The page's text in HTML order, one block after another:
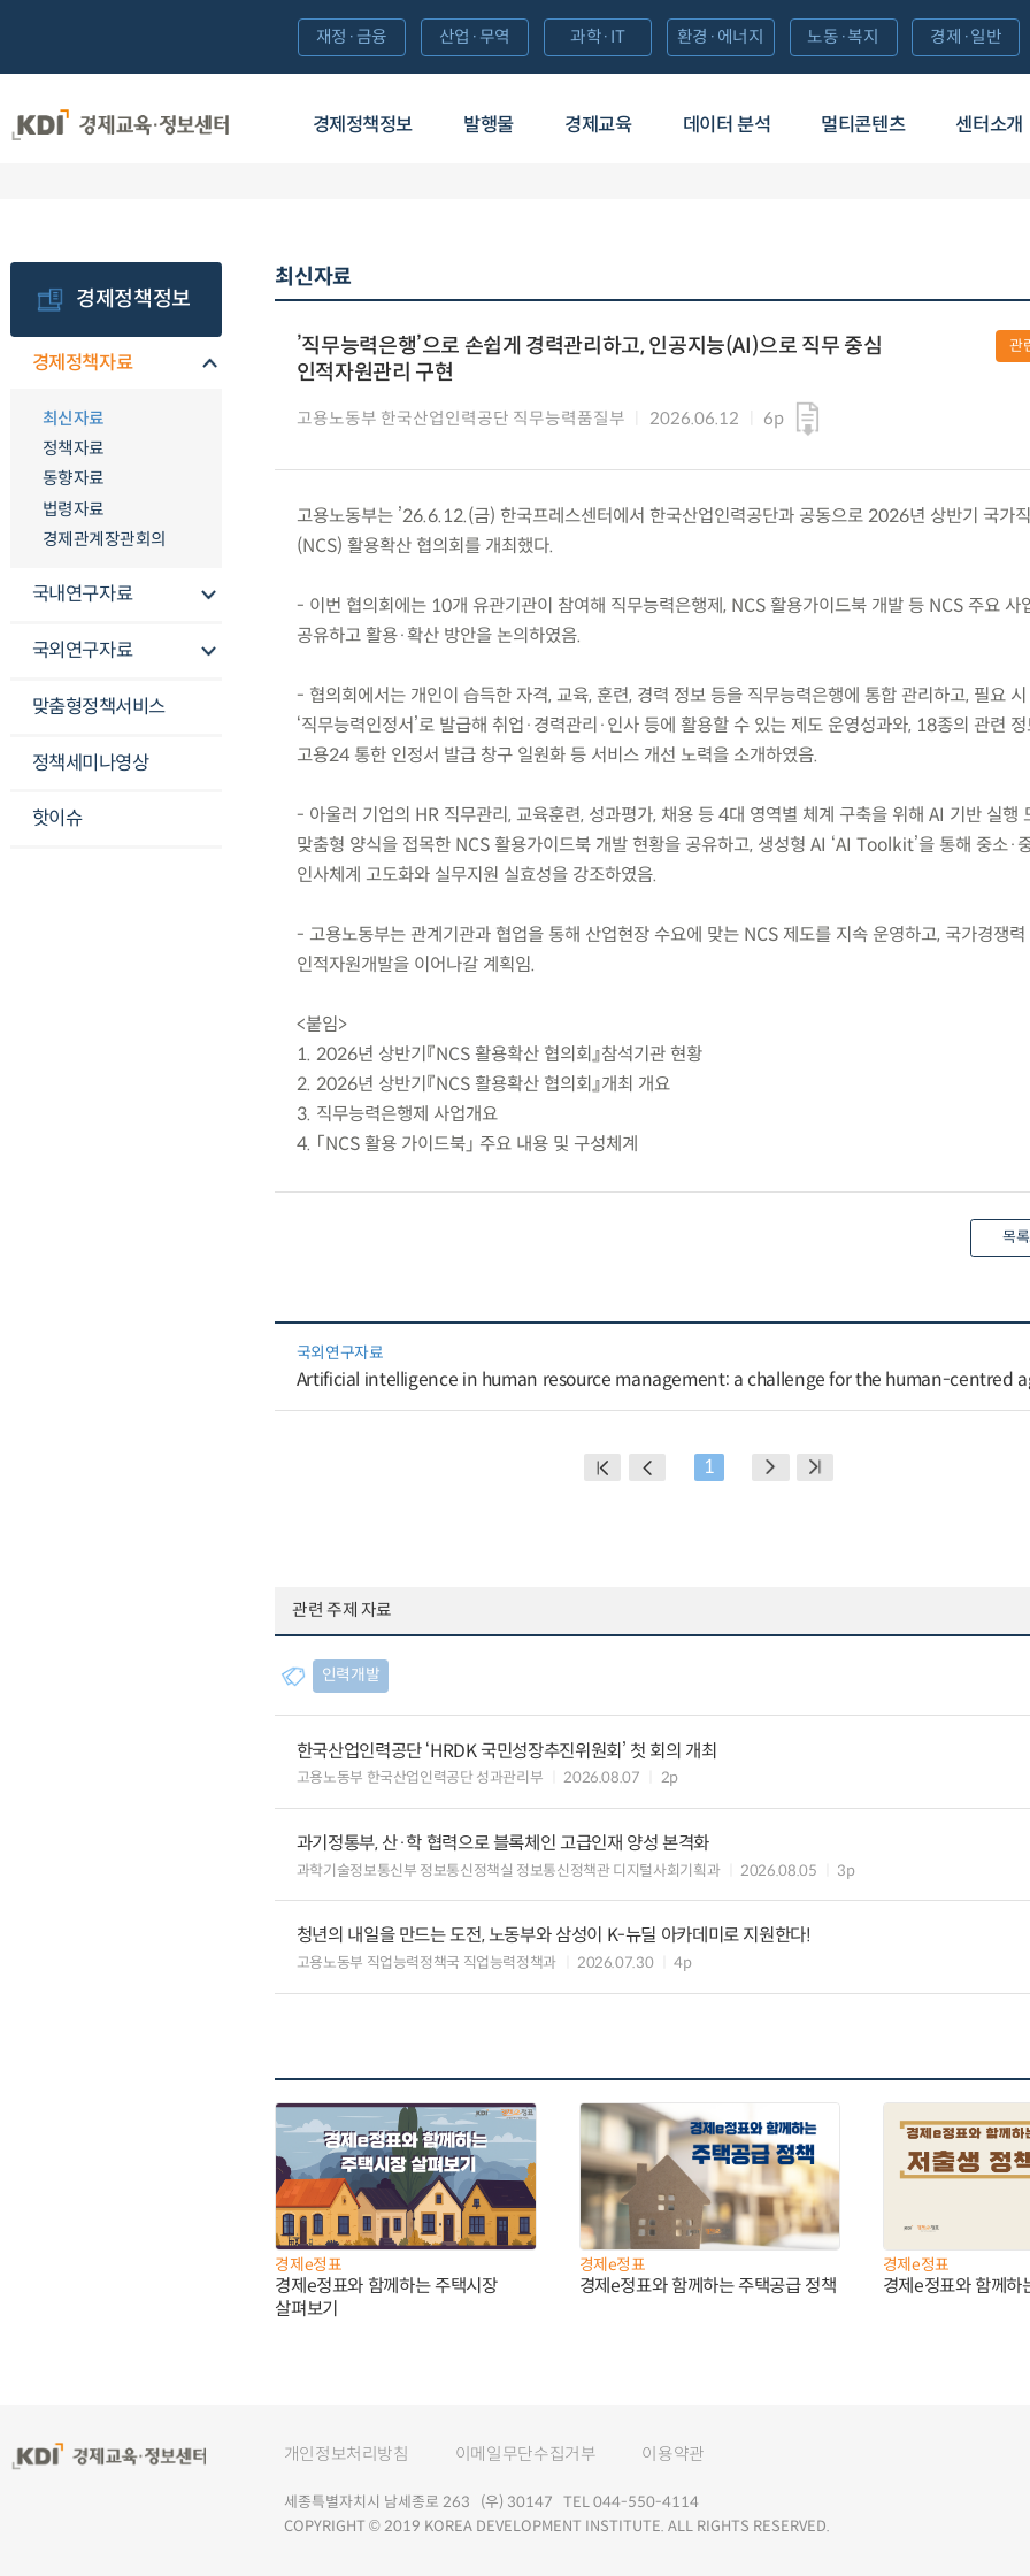
경제정책정보 발행물 경제교육 데이터 분석 멀티콘텐츠 센터소개
재정·금융 산업·무역 과학·IT 환경·에너지 노동·복지 경제·일반
경제정책정보
경제정책자료
최신자료
정책자료
동향자료
법령자료
경제관계장관회의
국내연구자료
국외연구자료
맞춤형정책서비스
정책세미나영상
핫이슈
최신자료
’직무능력은행’으로 손쉽게 경력관리하고, 인공지능(AI)으로 직무 중심
인적자원관리 구현
고용노동부 한국산업인력공단 직무능력품질부 2026.06.12 6p
관
고용노동부는 ’26.6.12.(금) 한국프레스센터에서 한국산업인력공단과 공동으로 2026년 상반기 국가
(NCS) 활용확산 협의회를 개최했다.
- 이번 협의회에는 10개 유관기관이 참여해 직무능력은행제, NCS 활용가이드북 개발 등 NCS 주요 사
공유하고 활용·확산 방안을 논의하였음.
- 협의회에서는 개인이 습득한 자격, 교육, 훈련, 경력 정보 등을 직무능력은행에 통합 관리하고, 필요 시
‘직무능력인정서’로 발급해 취업·경력관리·인사 등에 활용할 수 있는 제도 운영성과와, 18종의 관련
고용24 통한 인정서 발급 창구 일원화 등 서비스 개선 노력을 소개하였음.
- 아울러 기업의 HR 직무관리, 교육훈련, 성과평가, 채용 등 4대 영역별 체계 구축을 위해 AI 기반 실행
맞춤형 양식을 접목한 NCS 활용가이드북 개발 현황을 공유하고, 생성형 AI ‘AI Toolkit’을 통해 중소·
인사체계 고도화와 실무지원 실효성을 강조하였음.
- 고용노동부는 관계기관과 협업을 통해 산업현장 수요에 맞는 NCS 제도를 지속 운영하고, 국가경쟁
인적자원개발을 이어나갈 계획임.
<붙임>
1. 2026년 상반기『NCS 활용확산 협의회』참석기관 현황
2. 2026년 상반기『NCS 활용확산 협의회』개최 개요
3. 직무능력은행제 사업개요
4. 「NCS 활용 가이드북」 주요 내용 및 구성체계
목
국외연구자료
Artificial intelligence in human resource management: a challenge for the human-centred
1
관련 주제 자료
인력개발
한국산업인력공단 ‘HRDK 국민성장추진위원회’ 첫 회의 개최
고용노동부 한국산업인력공단 성과관리부 2026.08.07 2p
과기정통부, 산·학 협력으로 블록체인 고급인재 양성 본격화
과학기술정보통신부 정보통신정책실 정보통신정책관 디지털사회기획과 2026.08.05 3p
청년의 내일을 만드는 도전, 노동부와 삼성이 K-뉴딜 아카데미로 지원한다!
고용노동부 직업능력정책국 직업능력정책과 2026.07.30 4p
경제e정표
경제e정표와 함께하는 주택시장
살펴보기
경제e정표
경제e정표와 함께하는 주택공급 정책
경제e정표
경제e정표와 함께하
개인정보처리방침 이메일무단수집거부 이용약관
세종특별자치시 남세종로 263 (우) 30147 TEL 044-550-4114
COPYRIGHT © 2019 KOREA DEVELOPMENT INSTITUTE. ALL RIGHTS RESERVED.